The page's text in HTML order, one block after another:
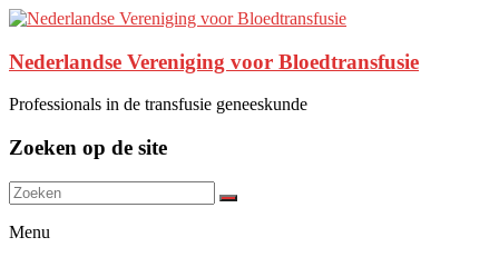
Nederlandse Vereniging voor Bloedtransfusie
Professionals in de transfusie geneeskunde
Zoeken op de site
Menu